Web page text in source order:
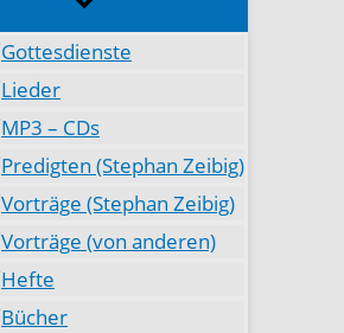
Gottesdienste
Lieder
MP3 – CDs
Predigten (Stephan Zeibig)
Vorträge (Stephan Zeibig)
Vorträge (von anderen)
Hefte
Bücher